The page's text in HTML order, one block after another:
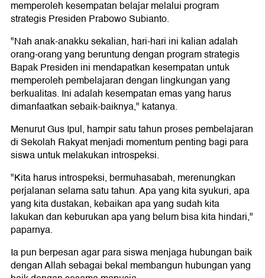
memperoleh kesempatan belajar melalui program
strategis Presiden Prabowo Subianto.
"Nah anak-anakku sekalian, hari-hari ini kalian adalah
orang-orang yang beruntung dengan program strategis
Bapak Presiden ini mendapatkan kesempatan untuk
memperoleh pembelajaran dengan lingkungan yang
berkualitas. Ini adalah kesempatan emas yang harus
dimanfaatkan sebaik-baiknya," katanya.
Menurut Gus Ipul, hampir satu tahun proses pembelajaran
di Sekolah Rakyat menjadi momentum penting bagi para
siswa untuk melakukan introspeksi.
"Kita harus introspeksi, bermuhasabah, merenungkan
perjalanan selama satu tahun. Apa yang kita syukuri, apa
yang kita dustakan, kebaikan apa yang sudah kita
lakukan dan keburukan apa yang belum bisa kita hindari,"
paparnya.
Ia pun berpesan agar para siswa menjaga hubungan baik
dengan Allah sebagai bekal membangun hubungan yang